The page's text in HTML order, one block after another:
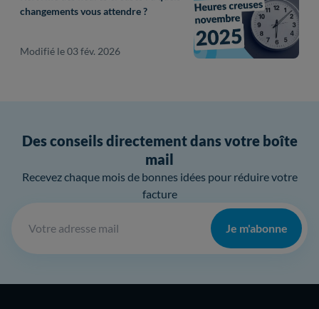
changements vous attendre ?
Modifié le 03 fév. 2026
Des conseils directement dans votre boîte
mail
Recevez chaque mois de bonnes idées pour réduire votre
facture
Je m'abonne